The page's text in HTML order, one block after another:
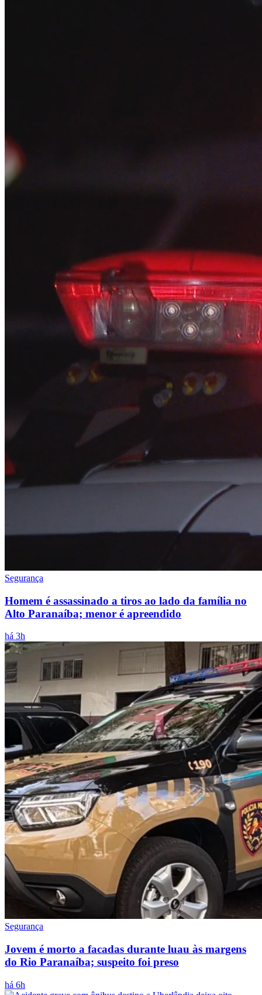
Segurança
Homem é assassinado a tiros ao lado da família no
Alto Paranaíba; menor é apreendido
há 3h
Segurança
Jovem é morto a facadas durante luau às margens
do Rio Paranaíba; suspeito foi preso
há 6h